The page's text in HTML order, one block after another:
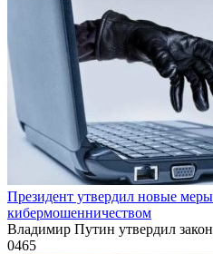
Президент утвердил новые
кибермошенничеством
Владимир Путин утвердил
0465